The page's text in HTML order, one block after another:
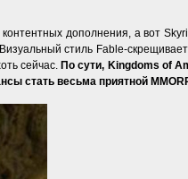
дополнения, а вот
стиль Fable-
сейчас. По сути, Kingdoms of
стать весьма приятной